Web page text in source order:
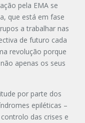
pela EMA se
que está em fase
a trabalhar nas
de futuro cada
revolução porque
apenas os seus
por parte dos
epiléticas –
das crises e